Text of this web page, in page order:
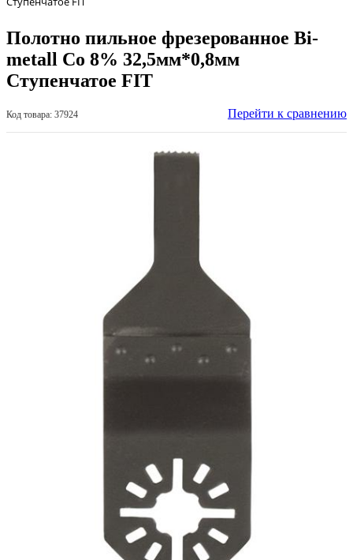
Полотно пильное фрезерованное Bi-
metall Co 8% 32,5мм*0,8мм
Ступенчатое FIT
Код товара: 37924 Перейти к сравнению